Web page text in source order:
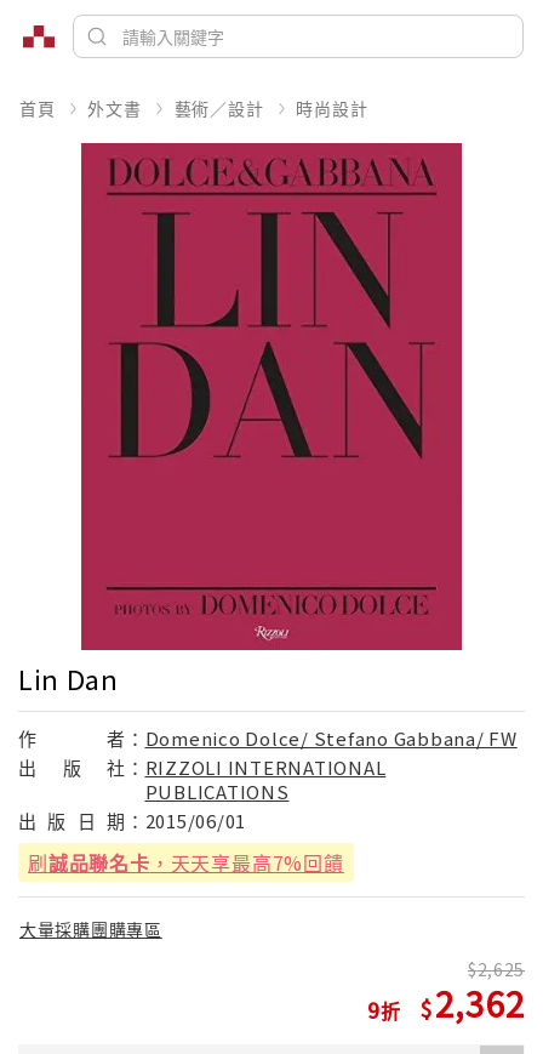
首頁 外文書 藝術／設計 時尚設計
Lin Dan
作 者： Domenico Dolce/ Stefano Gabbana/ FW
出
版 社： RIZZOLI INTERNATIONAL
PUBLICATIONS
出 版 日 期： 2015/06/01
刷誠品聯名卡 ，天天享最高7%回饋
大量採購團購專區
9
2,625
2,362